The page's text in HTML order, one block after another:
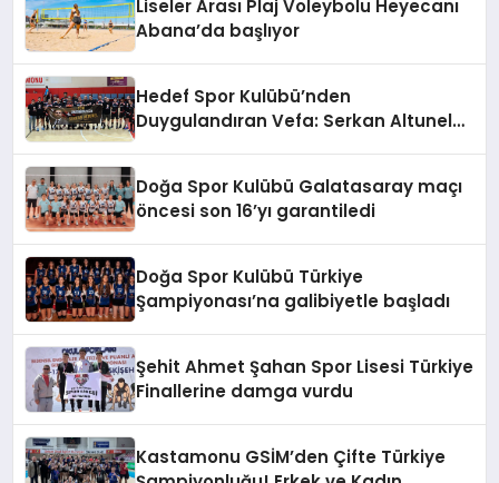
Liseler Arası Plaj Voleybolu Heyecanı
Abana’da başlıyor
Hedef Spor Kulübü’nden
Duygulandıran Vefa: Serkan Altunel
Doğa Spor Kulübü Galatasaray maçı
öncesi son 16’yı garantiledi
Doğa Spor Kulübü Türkiye
Şampiyonası’na galibiyetle başladı
Şehit Ahmet Şahan Spor Lisesi Türkiye
Finallerine damga vurdu
Kastamonu GSİM’den Çifte Türkiye